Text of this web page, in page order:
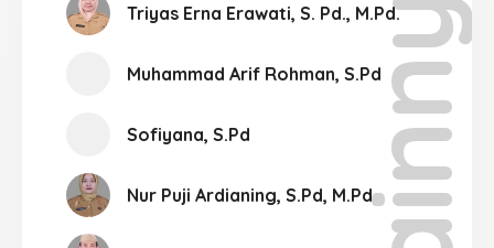
Triyas Erna Erawati, S. Pd., M.Pd.
Muhammad Arif Rohman, S.Pd
Sofiyana, S.Pd
Nur Puji Ardianing, S.Pd, M.Pd